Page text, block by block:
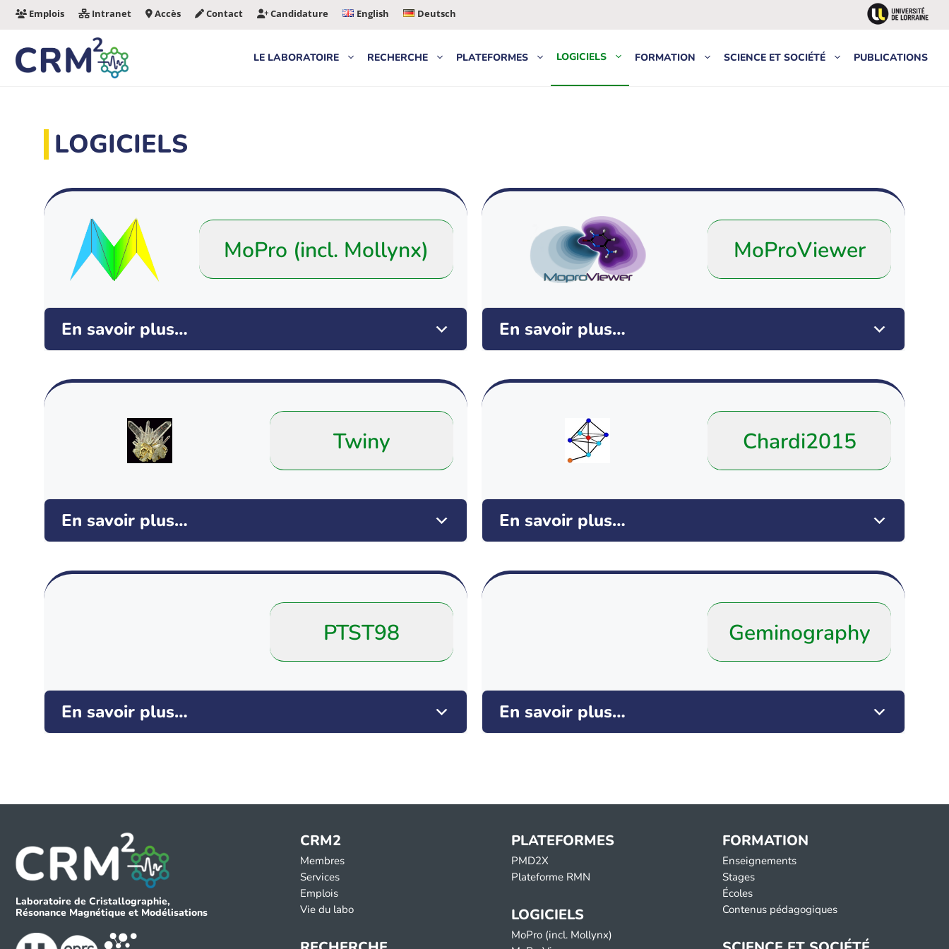
Aller
contenu
Emplois Intranet Accès Contact Candidature English Deutsch
LE LABORATOIRE RECHERCHE PLATEFORMES LOGICIELS FORMATION SCIENCE ET SOCIÉTÉ PUBLICATIONS
LOGICIELS
MoPro (incl. Mollynx)
En savoir plus…
MoProViewer
En savoir plus…
Twiny
En savoir plus…
Chardi2015
En savoir plus…
PTST98
En savoir plus…
Geminography
En savoir plus…
Laboratoire de Cristallographie,
Résonance Magnétique et Modélisations
CRM2
Membres
Services
Emplois
Vie du labo
PLATEFORMES
PMD2X
Plateforme RMN
LOGICIELS
MoPro (incl. Mollynx)
FORMATION
Enseignements
Stages
Écoles
Contenus pédagogiques